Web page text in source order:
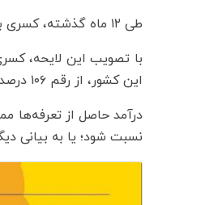
طی ۱۲ ماه گذشته، کسری بودجه آمریکا به رقم حیرت‌انگیز ۶.۷ درصد تولید ناخالص داخلی (GDP) رسیده است.
با تصویب این لایحه،
این کشور، از رقم ۱۰۶ درصد پس از جنگ جهانی دوم نیز فراتر خواهد رفت.
درآمد حاصل از تعرفه‌ها
نسبت شود؛ یا به بیانی